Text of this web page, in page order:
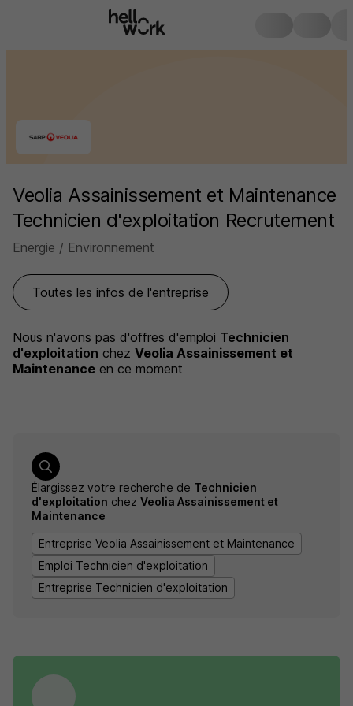
Veolia Assainissement et Maintenance
Technicien d'exploitation Recrutement
Energie / Environnement
Toutes les infos de l'entreprise
Nous n'avons pas d'offres d'emploi Technicien
d'exploitation chez Veolia Assainissement et
Maintenance en ce moment
Élargissez votre recherche de Technicien
d'exploitation chez Veolia Assainissement et
Maintenance
Entreprise Veolia Assainissement et Maintenance
Emploi Technicien d'exploitation
Entreprise Technicien d'exploitation